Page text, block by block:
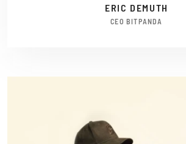
ERIC DEMUTH
CEO BITPANDA